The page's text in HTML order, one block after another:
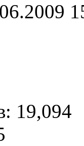
19,094